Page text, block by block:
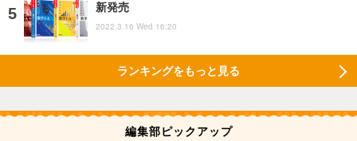
新発売
2022.3.16 Wed 16:20
ランキングをもっと見る
編集部ピックアップ